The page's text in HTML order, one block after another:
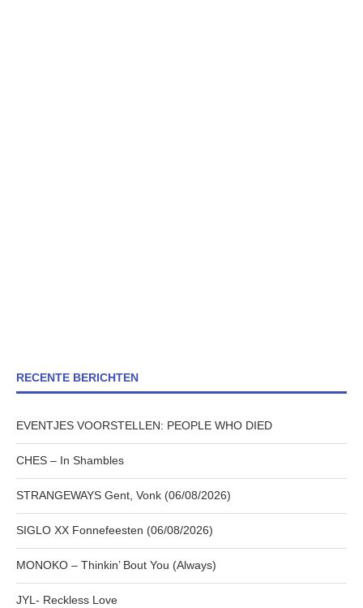
RECENTE BERICHTEN
EVENTJES VOORSTELLEN: PEOPLE WHO DIED
CHES – In Shambles
STRANGEWAYS Gent, Vonk (06/08/2026)
SIGLO XX Fonnefeesten (06/08/2026)
MONOKO – Thinkin’ Bout You (Always)
JYL- Reckless Love